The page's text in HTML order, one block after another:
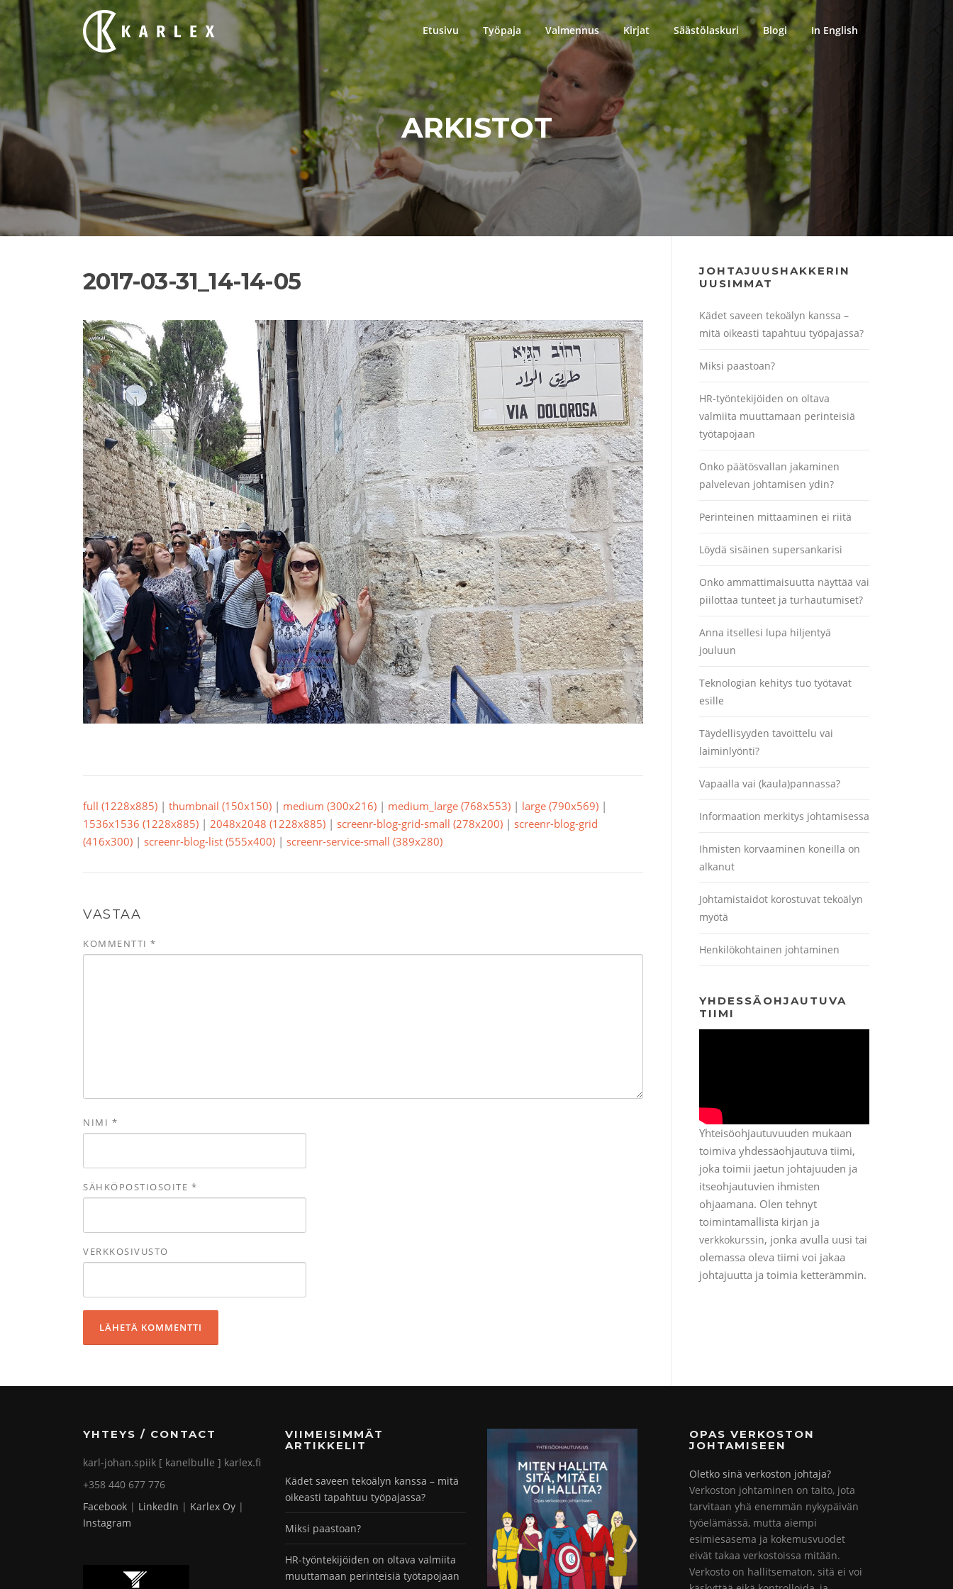
Siirry
suoraan
sisältöön
Etusivu Työpaja Valmennus Kirjat Säästölaskuri Blogi In English
ARKISTOT
2017-03-31_14-14-05
full (1228x885) | thumbnail (150x150) | medium (300x216) | medium_large (768x553) | large (790x569) |
1536x1536 (1228x885) | 2048x2048 (1228x885) | screenr-blog-grid-small (278x200) | screenr-blog-grid
(416x300) | screenr-blog-list (555x400) | screenr-service-small (389x280)
VASTAA
KOMMENTTI *
NIMI *
SÄHKÖPOSTIOSOITE *
VERKKOSIVUSTO
JOHTAJUUSHAKKERIN
UUSIMMAT
Kädet saveen tekoälyn kanssa –
mitä oikeasti tapahtuu työpajassa?
Miksi paastoan?
HR-työntekijöiden on oltava
valmiita muuttamaan perinteisiä
työtapojaan
Onko päätösvallan jakaminen
palvelevan johtamisen ydin?
Perinteinen mittaaminen ei riitä
Löydä sisäinen supersankarisi
Onko ammattimaisuutta näyttää vai
piilottaa tunteet ja turhautumiset?
Anna itsellesi lupa hiljentyä
jouluun
Teknologian kehitys tuo työtavat
esille
Täydellisyyden tavoittelu vai
laiminlyönti?
Vapaalla vai (kaula)pannassa?
Informaation merkitys johtamisessa
Ihmisten korvaaminen koneilla on
alkanut
Johtamistaidot korostuvat tekoälyn
myötä
Henkilökohtainen johtaminen
YHDESSÄOHJAUTUVA
TIIMI
Yhteisöohjautuvuuden mukaan
toimiva yhdessäohjautuva tiimi,
joka toimii jaetun johtajuuden ja
itseohjautuvien ihmisten
ohjaamana. Olen tehnyt
toimintamallista kirjan ja
verkkokurssin, jonka avulla uusi tai
olemassa oleva tiimi voi jakaa
johtajuutta ja toimia ketterämmin.
YHTEYS / CONTACT
karl-johan.spiik [ kanelbulle ] karlex.fi
+358 440 677 776
Facebook | LinkedIn | Karlex Oy |
Instagram
VIIMEISIMMÄT
ARTIKKELIT
Kädet saveen tekoälyn kanssa – mitä
oikeasti tapahtuu työpajassa?
Miksi paastoan?
HR-työntekijöiden on oltava valmiita
muuttamaan perinteisiä työtapojaan
OPAS VERKOSTON
JOHTAMISEEN
Oletko sinä verkoston johtaja?
Verkoston johtaminen on taito, jota
tarvitaan yhä enemmän nykypäivän
työelämässä, mutta aiempi
esimiesasema ja kokemusvuodet
eivät takaa verkostoissa mitään.
Verkosto on hallitsematon, sitä ei voi